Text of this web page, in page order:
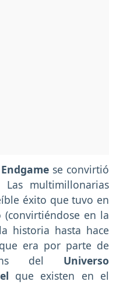
se convirtió
multimillonarias
éxito que tuvo en
en la
historia hasta hace
era por parte de
del Universo
que existen en el